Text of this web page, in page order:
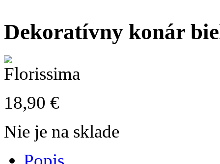
Dekoratívny konár
18,90 €
Nie je na sklade